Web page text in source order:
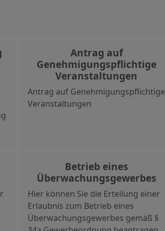
Antrag auf
Genehmigungspflichtige
Veranstaltungen
Antrag auf Genehmigungspflichtige
Veranstaltungen
Betrieb eines
Überwachungsgewerbes
Hier können Sie die Erteilung einer
Erlaubnis zum Betrieb eines
Überwachungsgewerbes gemäß §